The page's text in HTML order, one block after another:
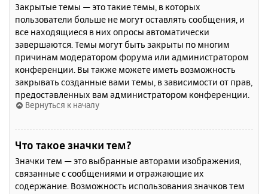
Закрытые темы — это такие темы, в которых
пользователи больше не могут оставлять сообщения, и
все находящиеся в них опросы автоматически
завершаются. Темы могут быть закрыты по многим
причинам модератором форума или администратором
конференции. Вы также можете иметь возможность
закрывать созданные вами темы, в зависимости от прав,
предоставленных вам администратором конференции.
Вернуться к началу
Что такое значки тем?
Значки тем — это выбранные авторами изображения,
связанные с сообщениями и отражающие их
содержание. Возможность использования значков тем